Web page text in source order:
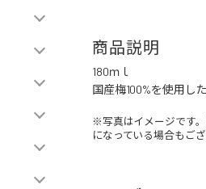
商品説明
180ｍｌ
国産梅100%を使用し
※写真はイメージです
になっている場合もご